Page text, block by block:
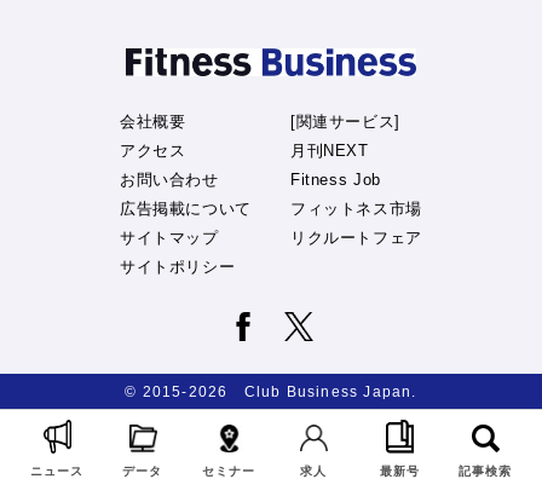
会社概要
アクセス
お問い合わせ
広告掲載について
サイトマップ
サイトポリシー
[関連サービス]
月刊NEXT
Fitness Job
フィットネス市場
リクルートフェア
© 2015-2026 Club Business Japan.
ニュース データ セミナー 求人 最新号 記事検索